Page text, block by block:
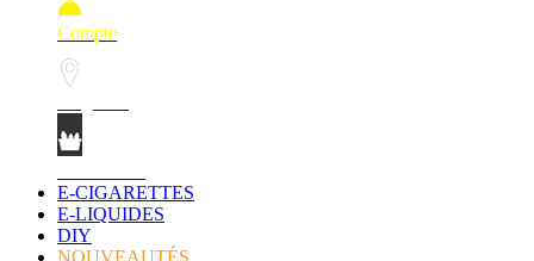
Compte
E-CIGARETTES
E-LIQUIDES
DIY
NOUVEAUTÉS